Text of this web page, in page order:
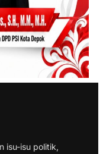
isu-isu politik,